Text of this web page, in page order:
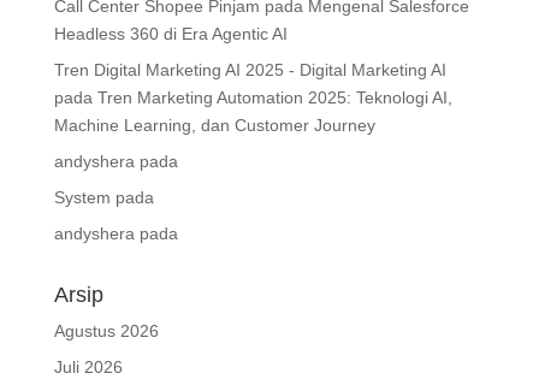
Call Center Shopee Pinjam pada Mengenal Salesforce
Headless 360 di Era Agentic AI
Tren Digital Marketing AI 2025 - Digital Marketing AI
pada Tren Marketing Automation 2025: Teknologi AI,
Machine Learning, dan Customer Journey
andyshera pada
System pada
andyshera pada
Arsip
Agustus 2026
Juli 2026